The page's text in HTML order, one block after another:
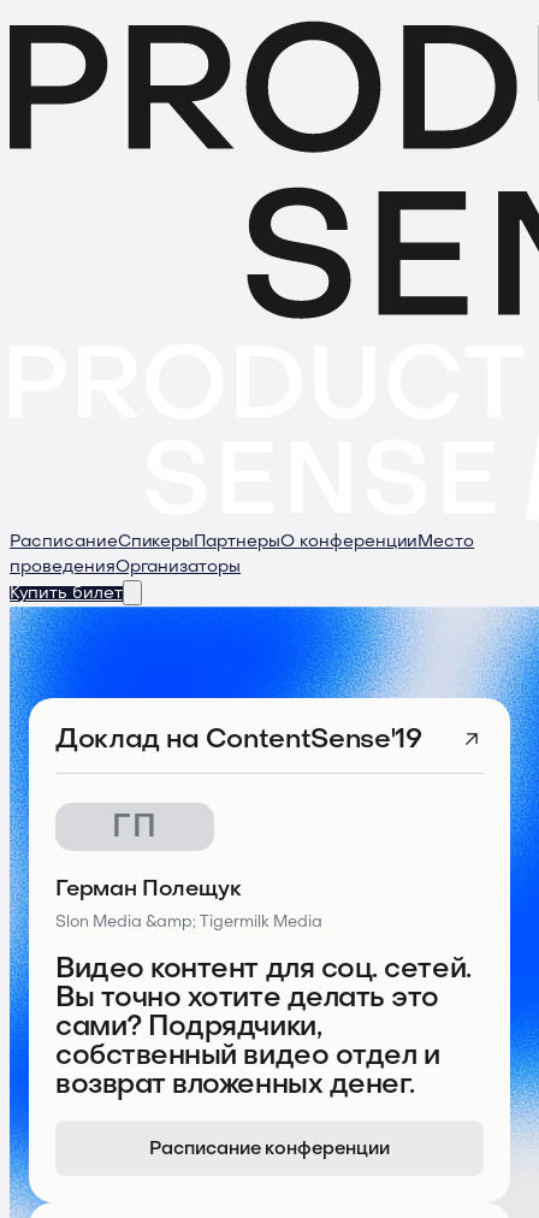
РасписаниеСпикеры ПартнерыО конференции Место
проведенияОрганизаторы
Купить билет
Доклад на ContentSense'19
ГП
Видео контент для соц. сетей.
Вы точно хотите делать это
сами? Подрядчики,
собственный видео отдел и
возврат вложенных денег.
Герман Полещук
Slon Media &amp; Tigermilk Media
Расписание конференции